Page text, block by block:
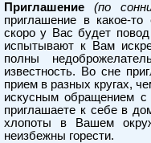
Приглашение (по
приглашение в какое-
скоро у Вас будет
испытывают к Вам
полны
известность. Во сне
прием в разных кругах,
искусным обращением
приглашаете к себе в
хлопоты в Вашем
неизбежны горести.